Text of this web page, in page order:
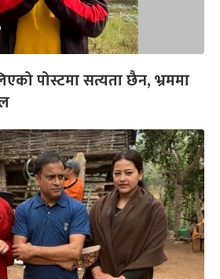
पोस्टमा सत्यता छैन, भ्रममा